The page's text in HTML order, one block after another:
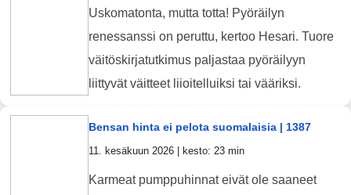
Uskomatonta, mutta totta! Pyöräilyn
renessanssi on peruttu, kertoo Hesari. Tuore
väitöskirjatutkimus paljastaa pyöräilyyn
liittyvät väitteet liioitelluiksi tai vääriksi.
Bensan hinta ei pelota suomalaisia | 1387
11. kesäkuun 2026 | kesto: 23 min
Karmeat pumppuhinnat eivät ole saaneet